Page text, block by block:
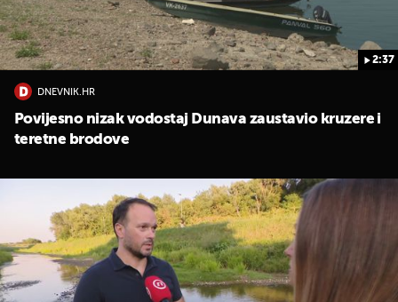
2:37
DNEVNIK.HR
Povijesno nizak vodostaj Dunava zaustavio kruzere i
teretne brodove